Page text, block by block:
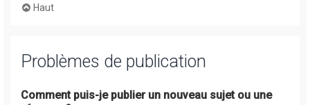
Haut
Problèmes de publication
Comment puis-je publier un nouveau sujet ou une